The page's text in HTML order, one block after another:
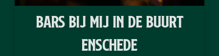
bars bij mij in de buurt
Enschede